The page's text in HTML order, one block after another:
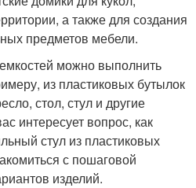
а также для создания
предметов мебели.
можно выполнить
из пластиковых бутылок
стол, стул и другие
интересует вопрос, как
стул из пластиковых
с пошаговой
изделий.